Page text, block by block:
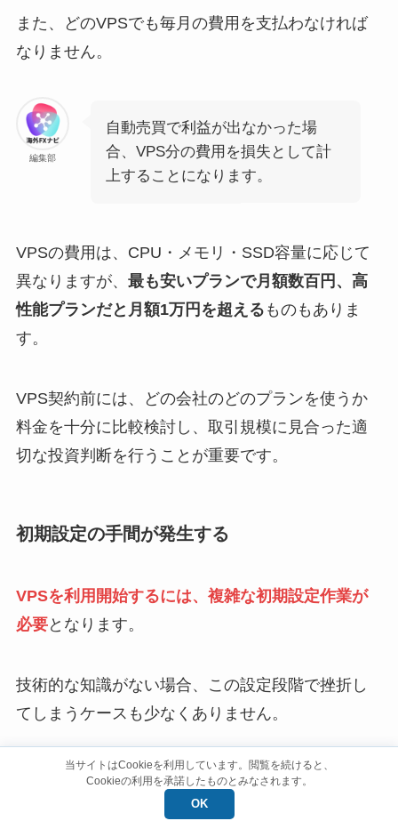
また、どのVPSでも毎月の費用を支払わなければ
なりません。
編集部
自動売買で利益が出なかった場
合、VPS分の費用を損失として計
上することになります。
VPSの費用は、CPU・メモリ・SSD容量に応じて
異なりますが、 最も安いプランで月額数百円、高
性能プランだと月額1万円を超える ものもありま
す。
VPS契約前には、どの会社のどのプランを使うか
料金を十分に比較検討し、取引規模に見合った適
切な投資判断を行うことが重要です。
初期設定の手間が発生する
VPSを利用開始するには、複雑な初期設定作業が
必要となります。
技術的な知識がない場合、この設定段階で挫折し
てしまうケースも少なくありません。
必要な設定の例：リモートデスクトッ
プ接続でオプションの表示選択や、ロ
当サイトはCookieを利用しています。閲覧を続けると、
Cookieの利用を承諾したものとみなされます。
OK